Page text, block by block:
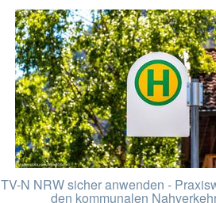
TV-N NRW sicher anwenden -
den kommunalen